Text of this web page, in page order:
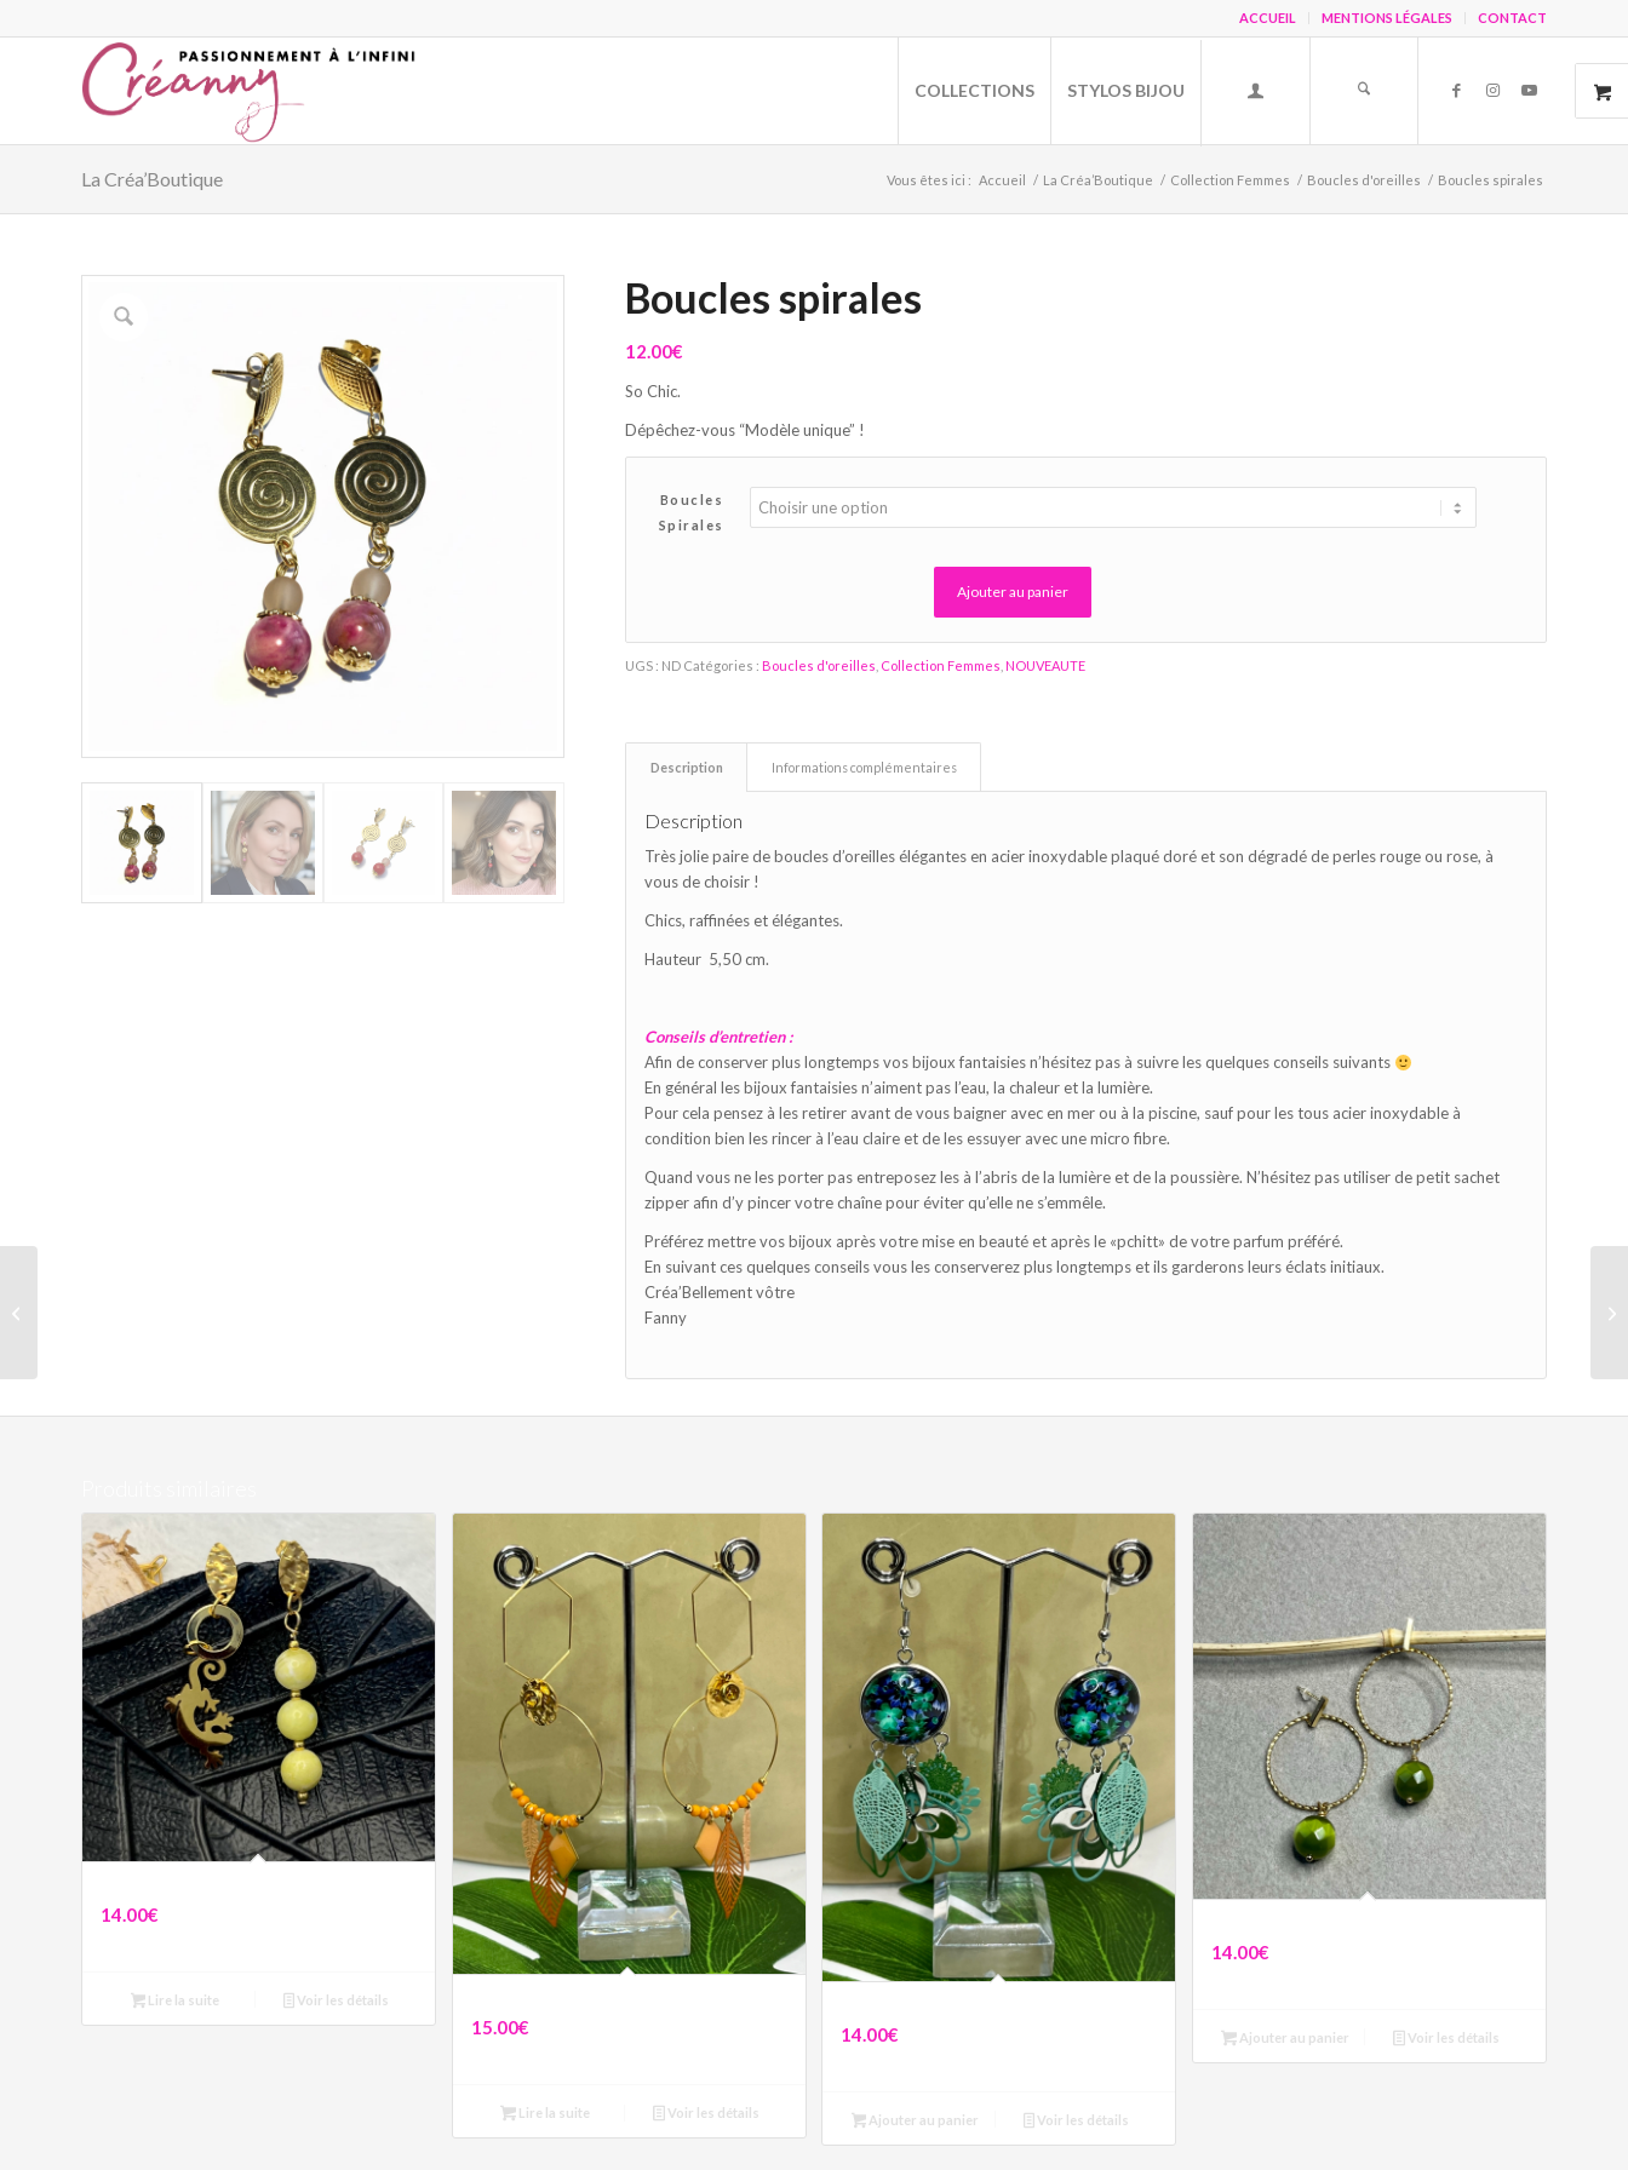
ACCUEIL MENTIONS LÉGALES CONTACT
COLLECTIONS STYLOS BIJOU
La Créa’Boutique Vous êtes ici : Accueil / La Créa’Boutique / Collection Femmes / Boucles d'oreilles / Boucles spirales
Boucles spirales
12.00€
So Chic.
Dépêchez-vous “Modèle unique” !
Boucles
Spirales
Ajouter au panier
UGS : ND Catégories : Boucles d'oreilles Collection Femmes NOUVEAUTE
Description Informations complémentaires
Description
Très jolie paire de boucles d’oreilles élégantes en acier inoxydable plaqué doré et son dégradé de perles rouge ou rose, à
vous de choisir !
Chics, raffinées et élégantes.
Hauteur 5,50 cm.
Conseils d’entretien :
Afin de conserver plus longtemps vos bijoux fantaisies n’hésitez pas à suivre les quelques conseils suivants
En général les bijoux fantaisies n’aiment pas l’eau, la chaleur et la lumière.
Pour cela pensez à les retirer avant de vous baigner avec en mer ou à la piscine, sauf pour les tous acier inoxydable à
condition bien les rincer à l’eau claire et de les essuyer avec une micro fibre.
Quand vous ne les porter pas entreposez les à l’abris de la lumière et de la poussière. N’hésitez pas utiliser de petit sachet
zipper afin d’y pincer votre chaîne pour éviter qu’elle ne s’emmêle.
Préférez mettre vos bijoux après votre mise en beauté et après le «pchitt» de votre parfum préféré.
En suivant ces quelques conseils vous les conserverez plus longtemps et ils garderons leurs éclats initiaux.
Créa’Bellement vôtre
Fanny
14.00€
Lire la suite Voir les détails
15.00€
Lire la suite Voir les détails
14.00€
Ajouter au panier Voir les détails
14.00€
Ajouter au panier Voir les détails